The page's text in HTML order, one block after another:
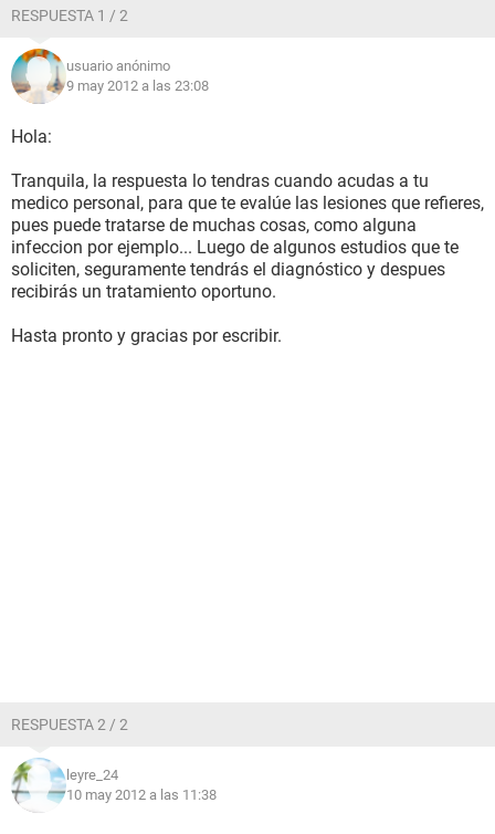
RESPUESTA 1 / 2
usuario anónimo
9 may 2012 a las 23:08
Hola:
Tranquila, la respuesta lo tendras cuando acudas a tu
medico personal, para que te evalúe las lesiones que refieres,
pues puede tratarse de muchas cosas, como alguna
infeccion por ejemplo... Luego de algunos estudios que te
soliciten, seguramente tendrás el diagnóstico y despues
recibirás un tratamiento oportuno.
Hasta pronto y gracias por escribir.
RESPUESTA 2 / 2
leyre_24
10 may 2012 a las 11:38